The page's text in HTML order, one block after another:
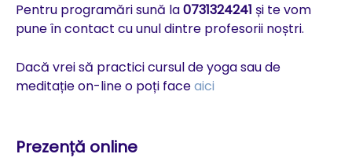
Pentru programări sună la0731324241 și te vom
pune în contact cu unul dintre profesorii noștri.
Dacă vrei să practici cursul de yoga sau de
meditație on-line o poți faceaici
Prezență online